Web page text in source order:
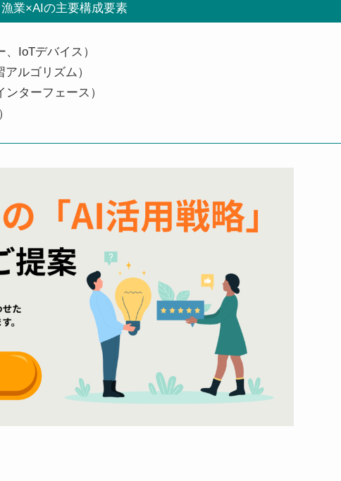
漁業×AIの主要構成要素
IoTデバイス）
ルゴリズム）
ターフェース）